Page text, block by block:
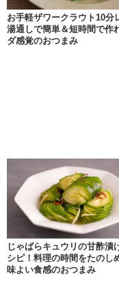
お手軽ザワークラウト10分
湯通しで簡単＆短時間で作
ダ感覚のおつまみ
じゃばらキュウリの甘酢漬
シピ！料理の時間をたのし
味よい食感のおつまみ